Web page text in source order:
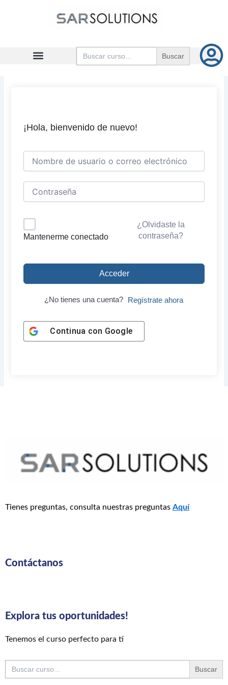
Buscar:
¡Hola, bienvenido de nuevo!
Mantenerme conectado
¿Olvidaste la
contraseña?
Acceder
¿No tienes una cuenta? Regístrate ahora
Continua con Google
Tienes preguntas, consulta nuestras preguntas Aquí
Contáctanos
Explora tus oportunidades!
Tenemos el curso perfecto para tí
Buscar: